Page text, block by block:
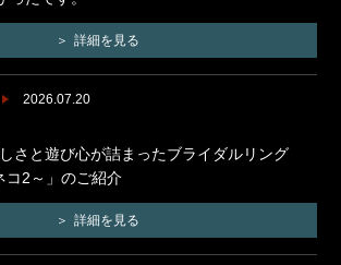
詳細を見る
2026.07.20
さと遊び心が詰まったブライダルリング
コ2～」のご紹介
詳細を見る